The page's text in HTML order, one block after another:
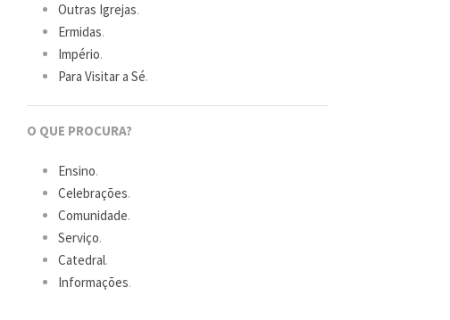
Outras Igrejas.
Ermidas.
Império.
Para Visitar a Sé.
O QUE PROCURA?
Ensino.
Celebrações.
Comunidade.
Serviço.
Catedral.
Informações.